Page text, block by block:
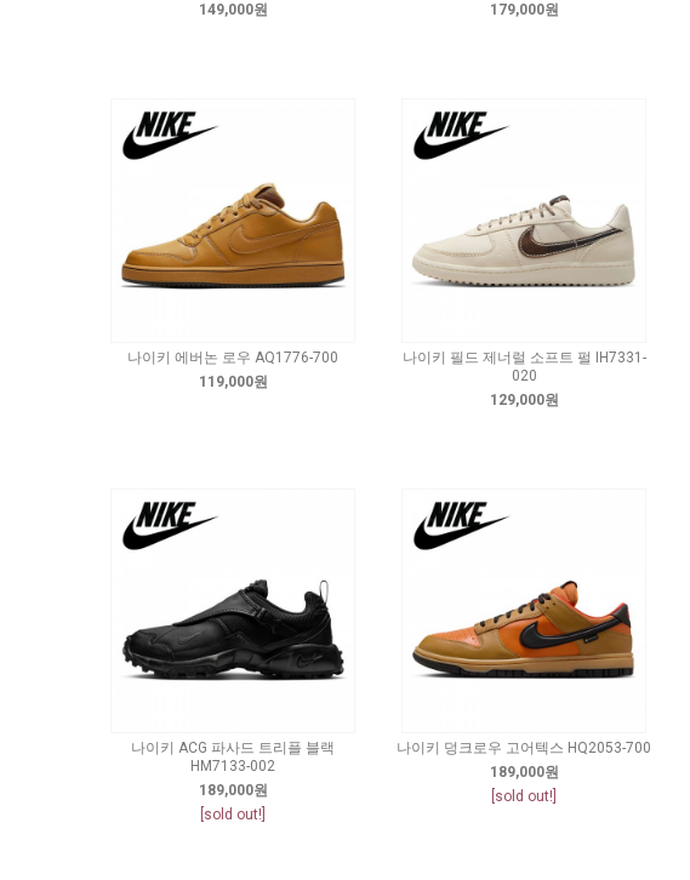
149,000원
179,000원
나이키 에버논 로우 AQ1776-700
119,000원
나이키 필드 제너럴 소프트 펄 IH7331-
020
129,000원
나이키 ACG 파사드 트리플 블랙
HM7133-002
189,000원
[sold out!]
나이키 덩크로우 고어텍스 HQ2053-700
189,000원
[sold out!]